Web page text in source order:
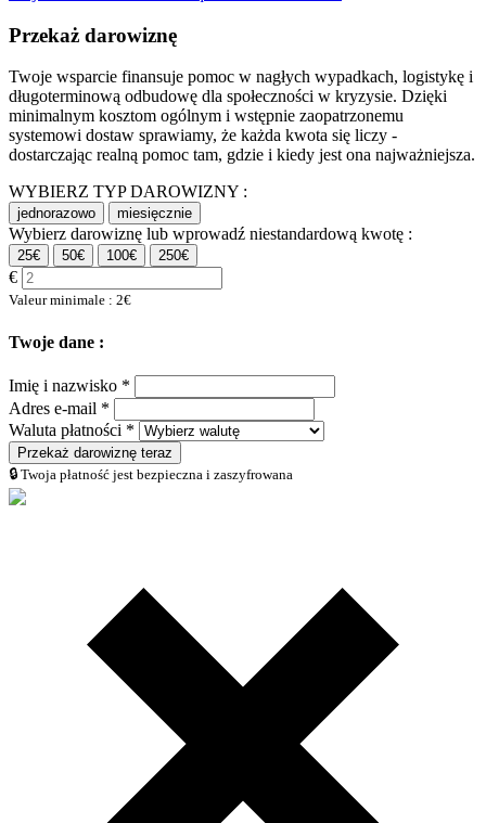
Przekaż darowiznę
Twoje wsparcie finansuje pomoc w nagłych wypadkach, logistykę i
długoterminową odbudowę dla społeczności w kryzysie. Dzięki
minimalnym kosztom ogólnym i wstępnie zaopatrzonemu
systemowi dostaw sprawiamy, że każda kwota się liczy -
dostarczając realną pomoc tam, gdzie i kiedy jest ona najważniejsza.
WYBIERZ TYP DAROWIZNY :
jednorazowo miesięcznie
Wybierz darowiznę lub wprowadź niestandardową kwotę :
25€ 50€ 100€ 250€
€
Valeur minimale : 2€
Twoje dane :
Imię i nazwisko *
Adres e-mail *
Waluta płatności *
Przekaż darowiznę teraz
🔒 Twoja płatność jest bezpieczna i zaszyfrowana